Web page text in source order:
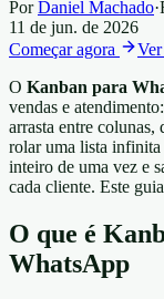
Por Daniel Machado·
11 de jun. de 2026
Começar agora
O Kanban para
vendas e
arrasta entre
rolar uma lista infinita
inteiro de uma vez e
cada cliente. Este
O que é
WhatsApp